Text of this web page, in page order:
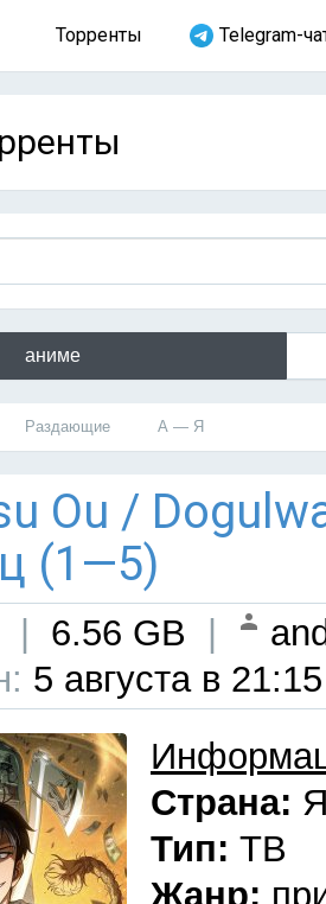
Торренты Telegram-
аниме
Раздающие А — Я
Оu /
(1—5)
6.56 GB
5 августа в 21:15
Страна:
Тип: ТВ
Жанр: